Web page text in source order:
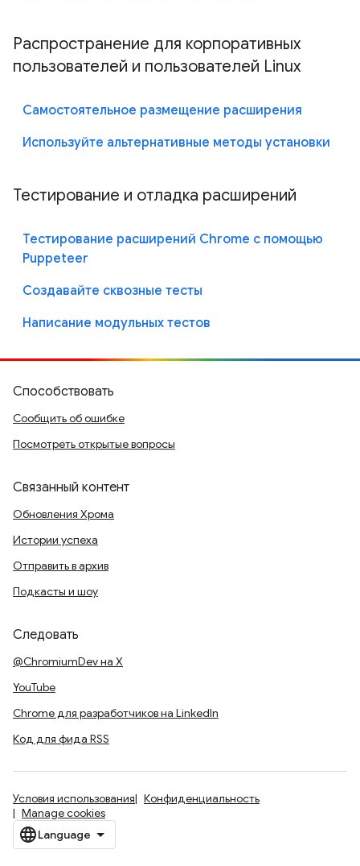
Распространение для корпоративных
пользователей и пользователей Linux
Самостоятельное размещение расширения
Используйте альтернативные методы установки
Тестирование и отладка расширений
Тестирование расширений Chrome с помощью
Puppeteer
Создавайте сквозные тесты
Написание модульных тестов
Способствовать
Сообщить об ошибке
Посмотреть открытые вопросы
Связанный контент
Обновления Хрома
Истории успеха
Отправить в архив
Подкасты и шоу
Следовать
@ChromiumDev на X
YouTube
Chrome для разработчиков на LinkedIn
Код для фида RSS
Условия использования
Конфиденциальность
Manage cookies